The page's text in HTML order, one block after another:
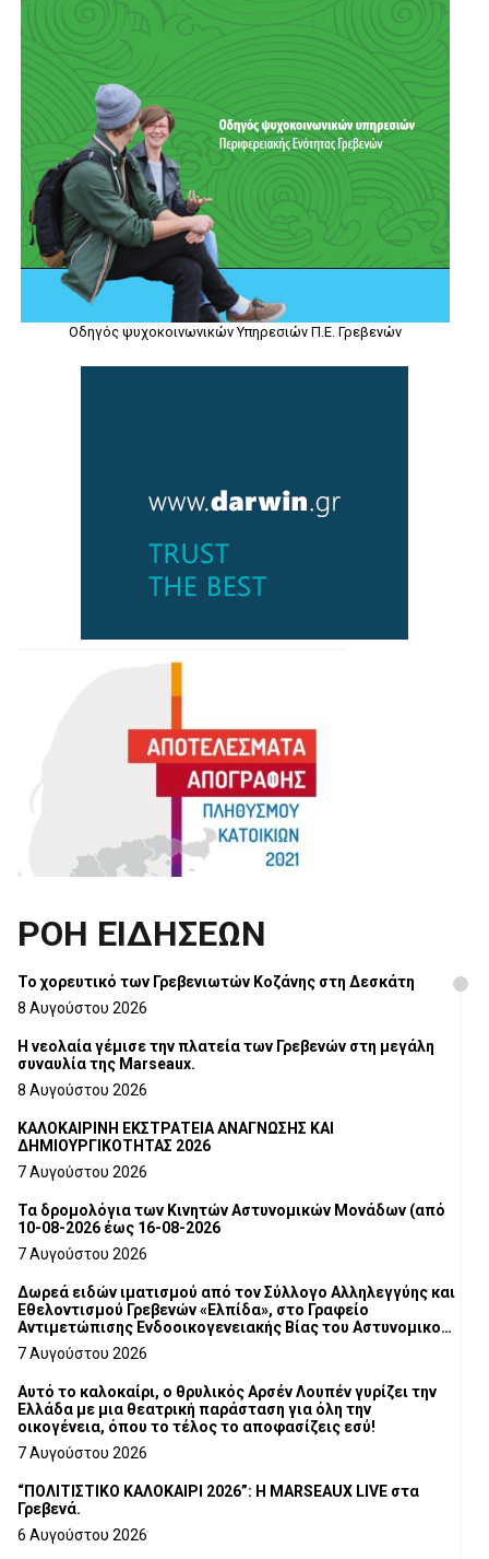
Οδηγός ψυχοκοινωνικών Υπηρεσιών Π.Ε. Γρεβενών
ΡΟΗ ΕΙΔΗΣΕΩΝ
Το χορευτικό των Γρεβενιωτών Κοζάνης στη Δεσκάτη
8 Αυγούστου 2026
Η νεολαία γέμισε την πλατεία των Γρεβενών στη μεγάλη
συναυλία της Marseaux.
8 Αυγούστου 2026
ΚΑΛΟΚΑΙΡΙΝΗ ΕΚΣΤΡΑΤΕΙΑ ΑΝΑΓΝΩΣΗΣ ΚΑΙ
ΔΗΜΙΟΥΡΓΙΚΟΤΗΤΑΣ 2026
7 Αυγούστου 2026
Τα δρομολόγια των Κινητών Αστυνομικών Μονάδων (από
10-08-2026 έως 16-08-2026
7 Αυγούστου 2026
Δωρεά ειδών ιματισμού από τον Σύλλογο Αλληλεγγύης και
Εθελοντισμού Γρεβενών «Ελπίδα», στο Γραφείο
Αντιμετώπισης Ενδοοικογενειακής Βίας του Αστυνομικού
Τμήματος Γρεβενών
7 Αυγούστου 2026
Αυτό το καλοκαίρι, ο θρυλικός Αρσέν Λουπέν γυρίζει την
Ελλάδα με μια θεατρική παράσταση για όλη την
οικογένεια, όπου το τέλος το αποφασίζεις εσύ!
7 Αυγούστου 2026
“ΠΟΛΙΤΙΣΤΙΚΟ ΚΑΛΟΚΑΙΡΙ 2026”: Η MARSEAUX LIVE στα
Γρεβενά.
6 Αυγούστου 2026